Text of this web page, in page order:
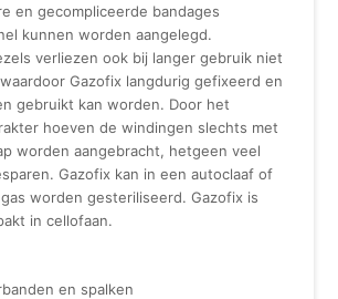
en gecompliceerde bandages
kunnen worden aangelegd.
verliezen ook bij langer gebruik niet
Gazofix langdurig gefixeerd en
gebruikt kan worden. Door het
hoeven de windingen slechts met
worden aangebracht, hetgeen veel
Gazofix kan in een autoclaaf of
worden gesteriliseerd. Gazofix is
in cellofaan.
en spalken